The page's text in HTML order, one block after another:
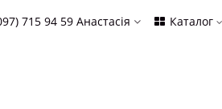
715 94 59 Анастасія Каталог